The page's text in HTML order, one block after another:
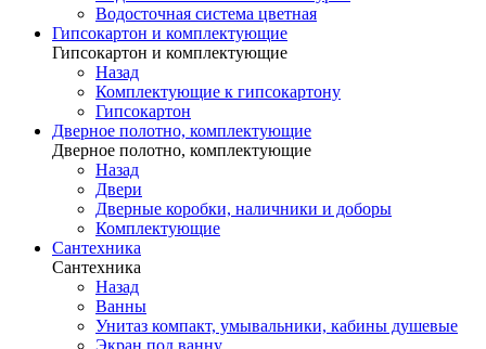
Водосточная система цветная
Гипсокартон и комплектующие
Гипсокартон и комплектующие
Назад
Комплектующие к гипсокартону
Гипсокартон
Дверное полотно, комплектующие
Дверное полотно, комплектующие
Назад
Двери
Дверные коробки, наличники и доборы
Комплектующие
Сантехника
Сантехника
Назад
Ванны
Унитаз компакт, умывальники, кабины душевые
Экран под ванну